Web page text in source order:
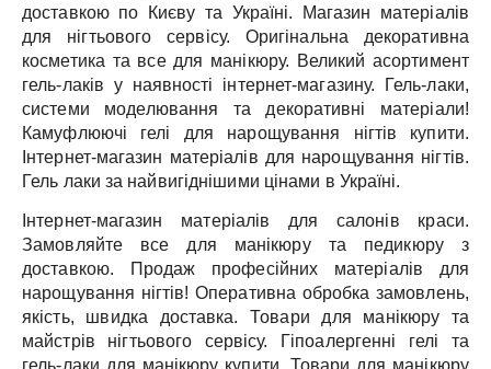
доставкою по Києву та Україні.
Магазин матеріалів
для нігтьового сервісу.
Оригінальна декоративна
косметика та все для манікюру. Великий асортимент
гель-лаків у наявності інтернет-магазину.
Гель-лаки,
системи моделювання та декоративні матеріали!
Камуфлюючі гелі для нарощування нігтів купити.
Інтернет-магазин матеріалів для нарощування нігтів.
Гель лаки за найвигіднішими цінами в Україні.
Інтернет-магазин матеріалів для салонів краси.
Замовляйте все для манікюру та педикюру з
доставкою.
Продаж професійних матеріалів для
нарощування нігтів! Оперативна обробка замовлень,
якість, швидка доставка.
Товари для манікюру та
майстрів нігтьового сервісу.
Гіпоалергенні гелі та
гель-лаки для манікюру купити.
Товари для манікюру